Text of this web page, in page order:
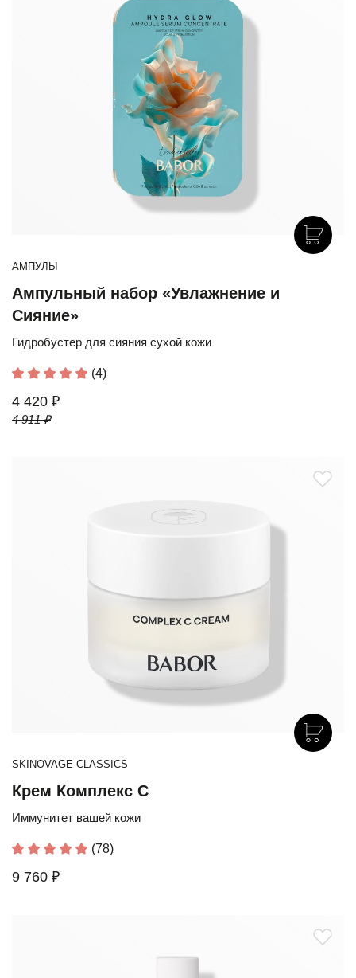
АМПУЛЫ
Ампульный набор «Увлажнение и
Сияние»
Гидробустер для сияния сухой кожи
(4)
4 420 ₽
4 911 ₽
SKINOVAGE CLASSICS
Крем Комплекс С
Иммунитет вашей кожи
(78)
9 760 ₽